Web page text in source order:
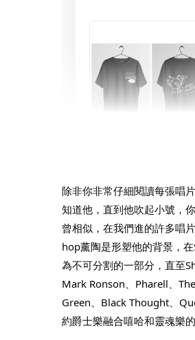
THT 九週年紀
NT$ 780
NT$ 880
-
加入購物車
除非你非常仔細閱讀每張唱
知道他，直到他吹起小號，
曾相似，在我們進的許多唱
hop薰陶是形塑他的背景，
為不可分割的一部分，直至
Mark Ronson、Pharell、
Green、Black Thought、
約爵士樂融合嘻哈和靈魂樂